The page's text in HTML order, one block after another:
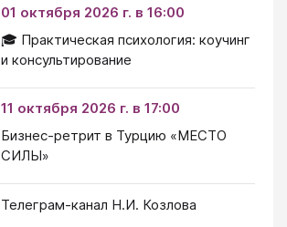
01 октября 2026 г. в 16:00
🎓 Практическая психология: коучинг
и консультирование
11 октября 2026 г. в 17:00
Бизнес-ретрит в Турцию «МЕСТО
СИЛЫ»
Телеграм-канал Н.И. Козлова